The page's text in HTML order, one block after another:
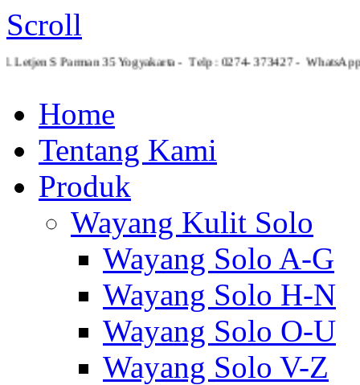
Scroll
Jl. Letjen S Parman 35 Yogyakarta - Telp : 0274- 373427 -
Home
Tentang Kami
Produk
Wayang Kulit Solo
Wayang Solo A-G
Wayang Solo H-N
Wayang Solo O-U
Wayang Solo V-Z